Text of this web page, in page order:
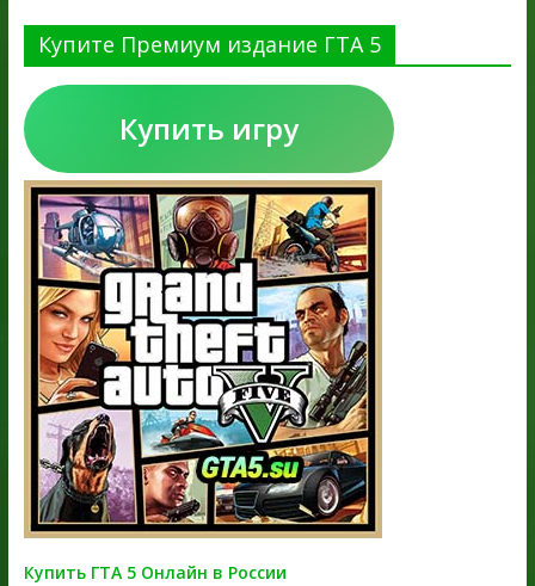
Купите Премиум издание ГТА 5
Купить игру
Купить ГТА 5 Онлайн в России